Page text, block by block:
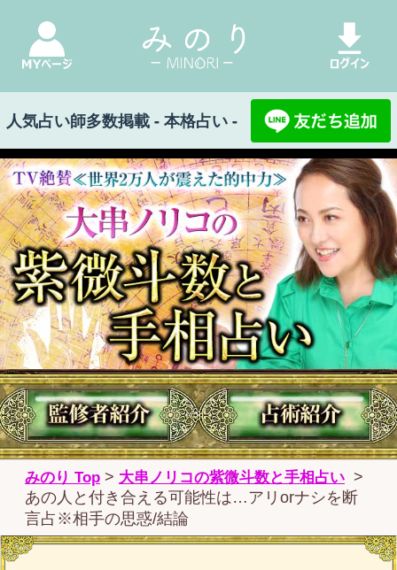
みのり Top>大串ノリコの紫微斗数と手相占い >
あの人と付き合える可能性は…アリorナシを断
言占※相手の思惑/結論
あの人と付き合える可能
性は…アリorナシを断言
占※相手の思惑/結論
あなたとあの人が付き合える可能性
をズバリお答えします。あの人の本